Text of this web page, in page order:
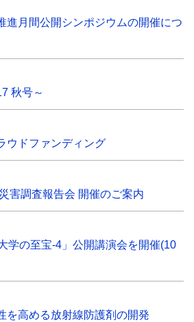
進月間公開シンポジウムの開催につ
秋号～
ウドファンディング
害調査報告会 開催のご案内
学の至宝-4」公開講演会を開催(10
を高める放射線防護剤の開発